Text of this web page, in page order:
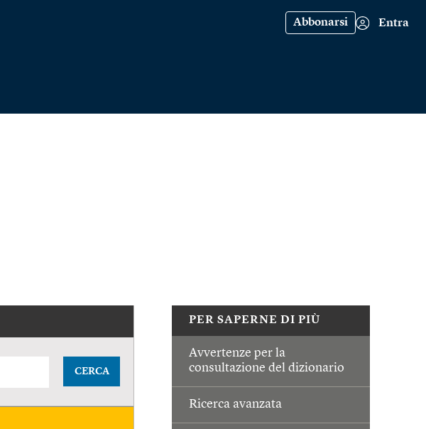
Abbonarsi Entra
PER SAPERNE DI PIÙ
Avvertenze per la
consultazione del dizionario
Ricerca avanzata
CERCA